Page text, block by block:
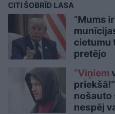
CITI ŠOBRĪD LASA
“Mums
cietumu
pretējo
“Viņiem
nošauto
nespēj